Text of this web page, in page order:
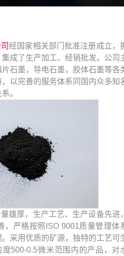
经国家相关部门批准注册成立，
成了生产加工、经销批发。公司
片石墨，导电石墨，胶体石墨等各
以完善的服务体系同国内众多知
。
厚，生产工艺、生产设备先进
，严格按照ISO 9001质量管理体
采用优质的矿源，独特的工艺可
度500-0.5微米范围内的产品，对